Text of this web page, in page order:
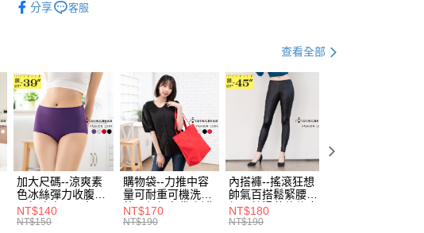
無法說明評估內容。
帳／街口支付／iPASS MONEY」等通路繳費。
【注意事項】
1.本服務係由「台灣大哥大股份有限公司」（以下簡稱本公司）所提供，讓
用戶於交易時，得透過本服務購買商品或服務，並由商店將買賣／分期付
款買賣價金債權讓與本公司後，依約使用本公司帳單繳交帳款。
2.基於同意付款使用「大哥付你分期」之契約關係目的，商店將以您的個人
資料（包含姓名、電話或地址）提供予台灣大哥大進項蒐集、處理及利
用，由本公司與您本人進行分期帳單所需資料之確認、核對及更正。
3.完整用戶服務條款，請詳閱以下連結：
https://oppay.tw/userRule
３．安心：先確認商品／服務後，再付款。
１．於結帳方式選擇「AFTEE先享後付」後，將跳轉至「AFTEE先享後
付」結帳頁面，進行簡訊認證並確認金額後，即可完成結帳。
２．訂單成立數日內，您將收到繳費通知簡訊。
３．收到繳費通知簡訊後14天內，點擊此簡訊中的連結，可透過四大超商
／ATM／網路銀行／等多元方式進行付款，方視為交易完成。
※ 請注意：結帳手續完成當下不需立刻繳費，但若您需要取消訂單，請聯
絡購買商品的店家。未經商家同意取消之訂單仍視為有效，需透過AFTEE
先享後付繳納相關費用。
※ 交易是否成功請以「AFTEE先享後付 」之結帳頁面顯示為準，若有關於
是否繳費成功／繳費後需取消欲退款等相關疑問，請聯繫「AFTEE先享後
付客戶支援中心」https://netprotections.freshdesk.com/support/home
【注意事項】
運送方式
付款後全家取貨
每筆NT$70，滿NT$699(含以上)免運費
7-11取貨付款
每筆NT$70，滿NT$799(含以上)免運費
付款後7-11取貨
每筆NT$70，滿NT$699(含以上)免運費
身型限定．加大尺碼 最大尺碼．3L
分享 客服
查看全部
加大尺碼--涼爽素
色冰絲彈力收腹提
臀無痕中腰三角內
褲(黑.紅.粉.紫L-
NT$140
NT$150
購物袋--力推中容
量可耐重可機洗烘
乾環保帆布袋/側背
包(黑.紅.米F)-
NT$170
NT$190
內搭褲--搖滾狂想
帥氣百搭鬆緊腰頭
超彈絲滑薄款仿皮
褲(黑XL-6L)-R179
NT$180
NT$190